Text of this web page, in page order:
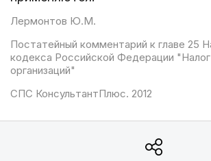
Лермонтов Ю.М.
Постатейный комментарий к главе 25
кодекса Российской Федерации
организаций"
СПС КонсультантПлюс. 2012